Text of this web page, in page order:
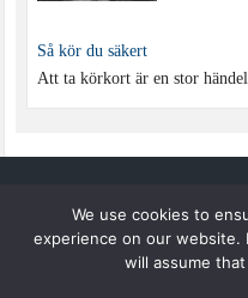
Så kör du säkert
Att ta körkort är en stor
TSDS.SE
We use cookies to
experience on our
will assume